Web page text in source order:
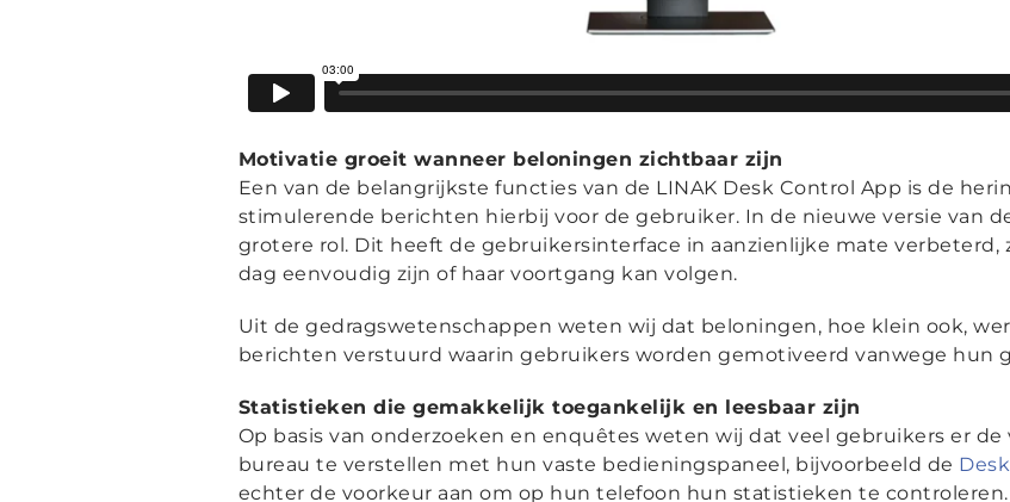
Motivatie groeit wanneer beloningen zichtbaar zijn
Een van de belangrijkste functies van de LINAK Desk Control App is de
stimulerende berichten hierbij voor de gebruiker. In de nieuwe versie van
grotere rol. Dit heeft de gebruikersinterface in aanzienlijke mate
dag eenvoudig zijn of haar voortgang kan volgen.
Uit de gedragswetenschappen weten wij dat beloningen, hoe klein ook,
berichten verstuurd waarin gebruikers worden gemotiveerd vanwege hun
Statistieken die gemakkelijk toegankelijk en leesbaar zijn
Op basis van onderzoeken en enquêtes weten wij dat veel gebruikers er
bureau te verstellen met hun vaste bedieningspaneel, bijvoorbeeld de
echter de voorkeur aan om op hun telefoon hun statistieken te controleren.